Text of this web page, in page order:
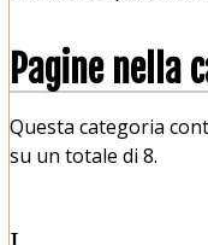
Pagine nella
Questa categoria
su un totale di 8.